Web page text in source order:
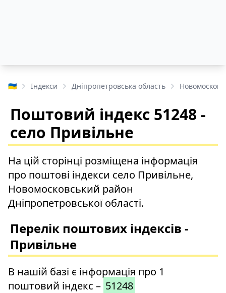
🇺🇦 Індекси Дніпропетровська область
Поштовий індекс 51248 -
село Привільне
На цій сторінці розміщена інформація
про поштові індекси село Привільне,
Новомосковський район
Дніпропетровської області.
Перелік поштових індексів -
Привільне
В нашій базі є інформація про 1
поштовий індекс – 51248